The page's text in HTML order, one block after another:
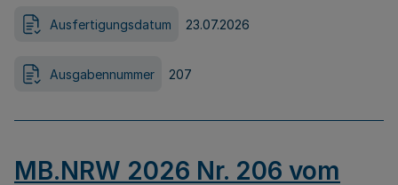
Ausfertigungsdatum 23.07.2026
Ausgabennummer 207
MB.NRW 2026 Nr. 206 vom